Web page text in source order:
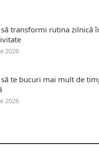
să transformi rutina zilnică
2026
să te bucuri mai mult de
2026